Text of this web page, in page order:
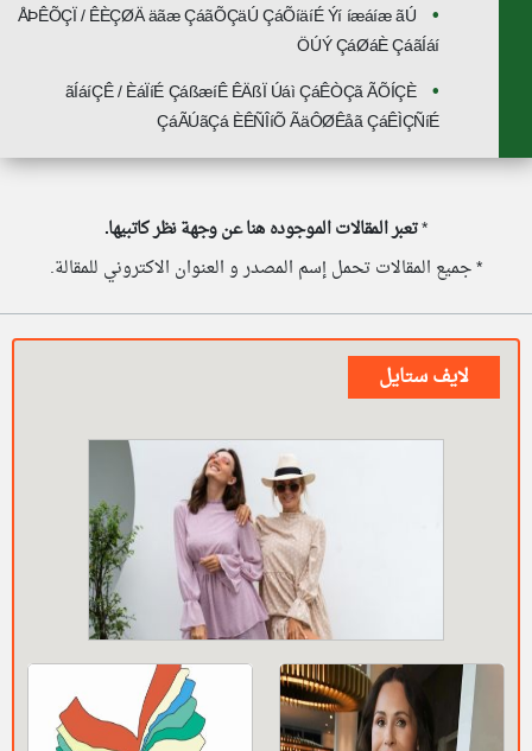
ÅÞÊÕÇÏ / ÊÈÇØÄ äãæ ÇáãÕÇäÚ ÇáÕíäíÉ Ýí íæáíæ ãÚ
ÖÚÝ ÇáØáÈ ÇáãÍáí
ãÍáíÇÊ / ÈáÏíÉ ÇáßæíÊ ÊÄßÏ Úáì ÇáÊÒÇã ÃÕÍÇÈ
ÇáÃÚãÇá ÈÊÑÎíÕ ÃäÔØÊåã ÇáÊÌÇÑíÉ
*تعبر المقالات الموجوده هنا عن وجهة نظر كاتبيها.
* جميع المقالات تحمل إسم المصدر و العنوان الاكتروني للمقالة.
لايف ستايل